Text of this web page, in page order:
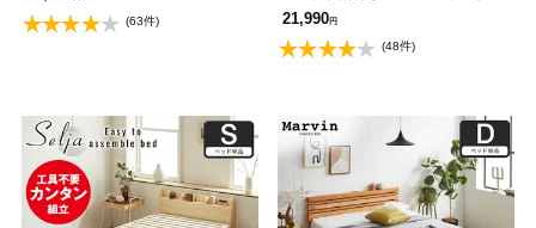
送】
(63件)
き zesto ゼスト シングル すのこベッ
ド 引き出し付きベッド zesto 木製ベ
ッド【AR】【z有料組立】
21,990円
(48件)